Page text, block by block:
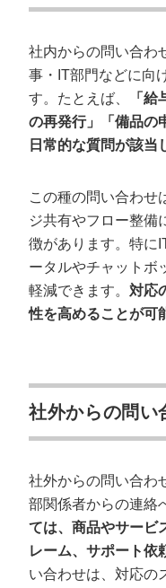
外注する
【人vsシス
ならどっち？
システムが向い
問い合わせ
ださい
社内からの問い合わ
事・IT部門などに向
す。たとえば、
「
の再発行」「備品の
日常的な質問が該当
この種の問い合わせ
ジ共有やフロー整備
徴があります。特に
ータルやチャットボ
軽減できます。 対応
性を高めることが可
社外からの問い
社外からの問い合わ
部関係者からの連絡
ては、商品やサービ
レーム、サポート依
い合わせは、対応の